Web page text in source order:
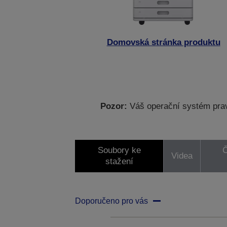
Domovská stránka produktu
Pozor: Váš operační systém
Soubory ke
stažení
Videa
Doporučeno pro vás